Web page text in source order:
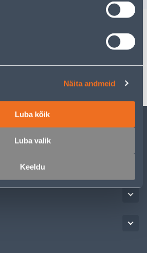
Näita andmeid
Luba kõik
Luba valik
Keeldu
КЛИЕНТОВ